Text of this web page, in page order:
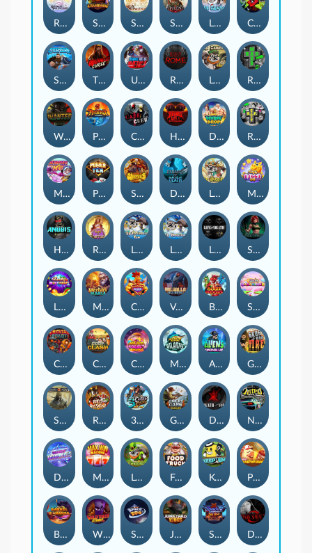
RAINBOW PRINCESS STEAMRUNNERS SUN PRINCESS SPEAR OF ATHENA LE SANTA CHAOS CREW 3
STORMBORN THE WILDWOOD CURSE Ultimate Slot of America Reign of Rome Le Bandit Rad Maxx
Wanted Dead or a Wild Phoenix Cash Crew Hounds Of Hell Divine Drop RIP City
Munchy Milo Power of 10 Strength Of Hercules Dynasty of Death Le Digger Magic Piggy OG
Hand of Anubis Rise of Fortuna LE FOOTBALL FAN LE HOOLIGAN Life and Death Shadow Treasure
Lucky Multifruit Merlin's Mania Chicken Man Valhalla: Wild Winter Blaze Buddies Sticky Candyland
Crystal Robot Coop Clash Chocolate Rocket Marlin Masters Atlantis Aliens Among Us Grug Make Fire
Sand and Ashes Red Rascal™ 3 Cursed Chests™ Great Game Rockies Death Becomes You Nitro Nights
Dandy Diamonds Max Win Machine Le Prechaun Fred's Food Truck Keep 'em Piggy Cluster Hunt
Barrel Bonanza Wild Dojo Strike Space Zoo Junkyard Kings Shadow Strike Dark Spiral